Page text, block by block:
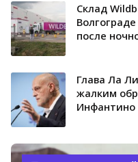
Склад
после
Глава Ла
жалким
Инфантино